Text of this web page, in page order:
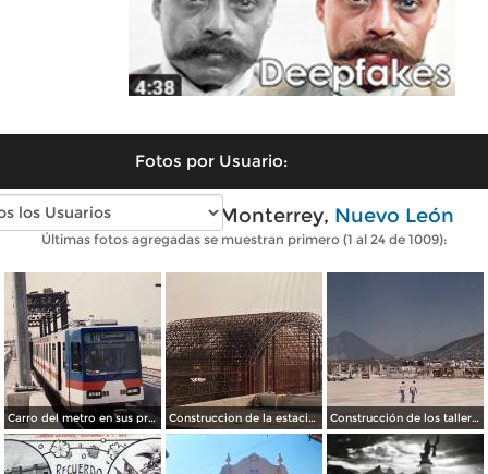
Fotos por Usuario:
Fotos antiguas de Monterrey, Nuevo León
Últimas fotos agregadas se muestran primero (1 al 24 de 1009):
Carro del metro en sus primeras pruebas durante 1990 Construccion de la estacion cuauhtemoc Construcción de los talleres del metro